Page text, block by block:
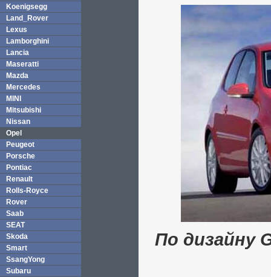
Koenigsegg
Land_Rover
Lexus
Lamborghini
Lancia
Maseratti
Mazda
Mercedes
MINI
Mitsubishi
Nissan
Opel
Peugeot
Porsche
Pontiac
Renault
Rolls-Royce
Rover
Saab
SEAT
Skoda
Smart
SsangYong
Subaru
По дизайну